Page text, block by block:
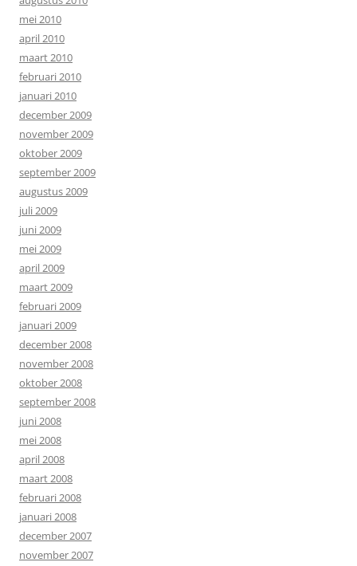
mei 2010
april 2010
maart 2010
februari 2010
januari 2010
december 2009
november 2009
oktober 2009
september 2009
augustus 2009
juli 2009
juni 2009
mei 2009
april 2009
maart 2009
februari 2009
januari 2009
december 2008
november 2008
oktober 2008
september 2008
juni 2008
mei 2008
april 2008
maart 2008
februari 2008
januari 2008
december 2007
november 2007